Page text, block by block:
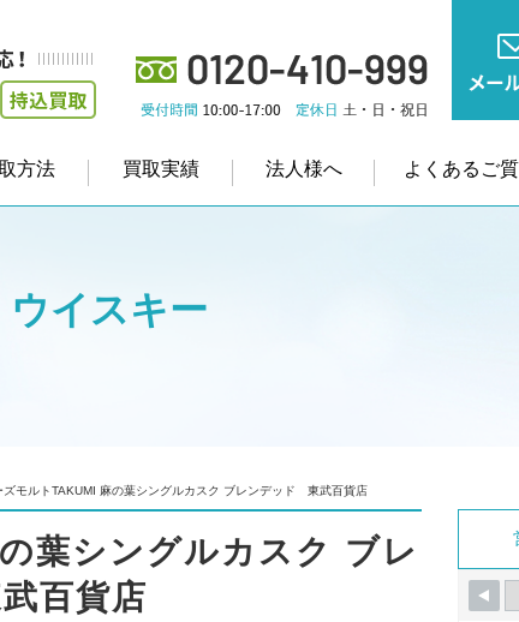
方法 買取実績 法人様へ よくあるご
ウイスキー
ズモルトTAKUMI 麻の葉シングルカスク ブレンデッド 東武百貨店
葉シングルカスク ブレ
百貨店